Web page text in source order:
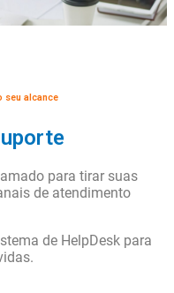
seu alcance
para tirar suas
de atendimento
de HelpDesk para